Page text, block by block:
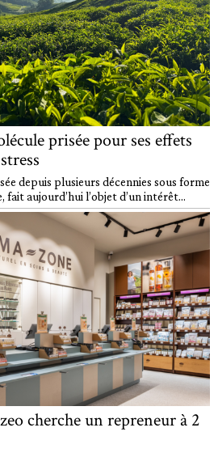
prisée pour ses effets
depuis plusieurs décennies sous forme
aujourd’hui l’objet d’un intérêt...
cherche un repreneur à 2